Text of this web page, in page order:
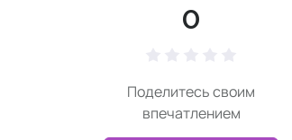
0
Поделитесь своим
впечатлением